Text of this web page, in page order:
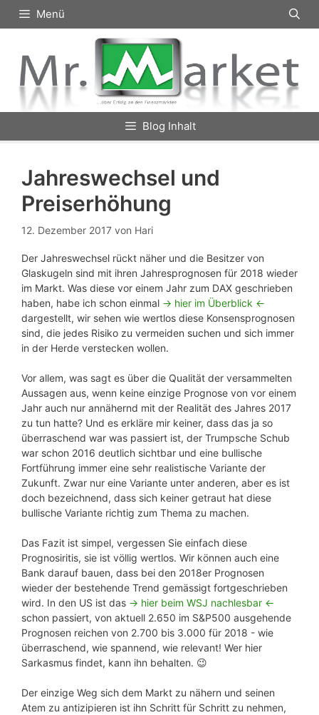
Inhalt
Menü
Blog Inhalt
Jahreswechsel und
Preiserhöhung
12. Dezember 2017 von Hari
Der Jahreswechsel rückt näher und die Besitzer von
Glaskugeln sind mit ihren Jahresprognosen für 2018 wieder
im Markt. Was diese vor einem Jahr zum DAX geschrieben
haben, habe ich schon einmal -> hier im Überblick <-
dargestellt, wir sehen wie wertlos diese Konsensprognosen
sind, die jedes Risiko zu vermeiden suchen und sich immer
in der Herde verstecken wollen.
Vor allem, was sagt es über die Qualität der versammelten
Aussagen aus, wenn keine einzige Prognose von vor einem
Jahr auch nur annähernd mit der Realität des Jahres 2017
zu tun hatte? Und es erkläre mir keiner, dass das ja so
überraschend war was passiert ist, der Trumpsche Schub
war schon 2016 deutlich sichtbar und eine bullische
Fortführung immer eine sehr realistische Variante der
Zukunft. Zwar nur eine Variante unter anderen, aber es ist
doch bezeichnend, dass sich keiner getraut hat diese
bullische Variante richtig zum Thema zu machen.
Das Fazit ist simpel, vergessen Sie einfach diese
Prognosiritis, sie ist völlig wertlos. Wir können auch eine
Bank darauf bauen, dass bei den 2018er Prognosen
wieder der bestehende Trend gemässigt fortgeschrieben
wird. In den US ist das -> hier beim WSJ nachlesbar <-
schon passiert, von aktuell 2.650 im S&P500 ausgehende
Prognosen reichen von 2.700 bis 3.000 für 2018 - wie
überraschend, wie spannend, wie relevant! Wer hier
Sarkasmus findet, kann ihn behalten. 😉
Der einzige Weg sich dem Markt zu nähern und seinen
Atem zu antizipieren ist ihn Schritt für Schritt zu nehmen,